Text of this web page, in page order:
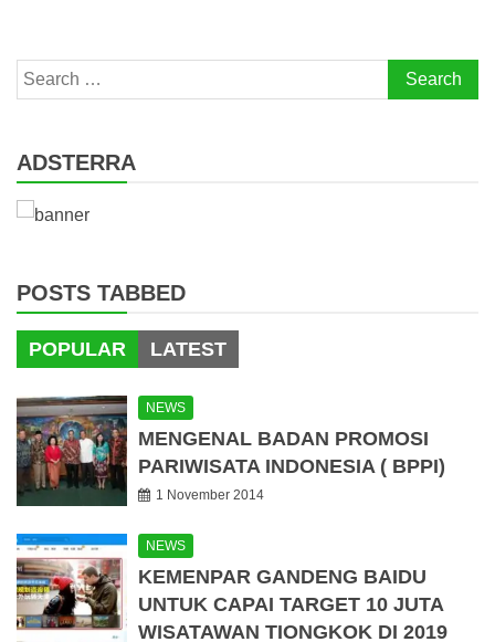
Search
for:
ADSTERRA
POSTS TABBED
POPULAR LATEST
NEWS
MENGENAL BADAN PROMOSI
PARIWISATA INDONESIA ( BPPI)
1 November 2014
NEWS
KEMENPAR GANDENG BAIDU
UNTUK CAPAI TARGET 10 JUTA
WISATAWAN TIONGKOK DI 2019